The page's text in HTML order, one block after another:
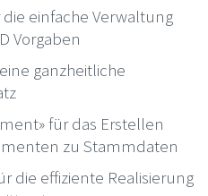
einfache Verwaltung
Vorgaben
ganzheitliche
für das Erstellen
zu Stammdaten
die effiziente Realisierung